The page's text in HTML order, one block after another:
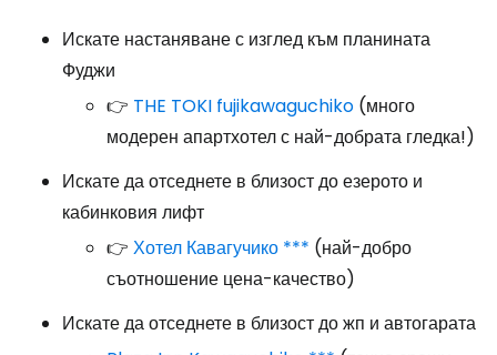
Искате настаняване с изглед към планината
Фуджи
👉 THE TOKI fujikawaguchiko (много
модерен апартхотел с най-добрата гледка!)
Искате да отседнете в близост до езерото и
кабинковия лифт
👉 Хотел Кавагучико *** (най-добро
съотношение цена-качество)
Искате да отседнете в близост до жп и автогарата